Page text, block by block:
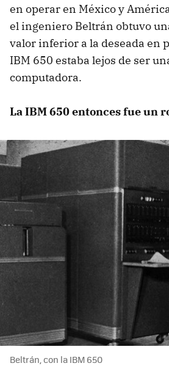
en operar en México y
el ingeniero Beltrán obtuvo
valor inferior a la deseada en
IBM 650 estaba lejos de ser
computadora.
La IBM 650 entonces fue un
Beltrán, con la IBM 650